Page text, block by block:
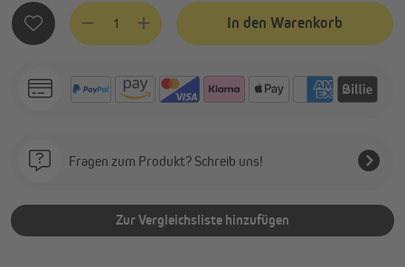
Produkt Anzahl: Gib den gewünschten Wert ein oder
In den Warenkorb
Fragen zum Produkt? Schreib uns!
Zur Vergleichsliste hinzufügen